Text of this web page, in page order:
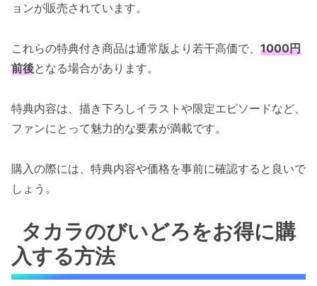
ョンが販売されています。
これらの特典付き商品は通常版より若干高価で、 1000円
前後となる場合があります。
特典内容は、描き下ろしイラストや限定エピソードなど、
ファンにとって魅力的な要素が満載です。
購入の際には、特典内容や価格を事前に確認すると良いで
しょう。
タカラのびいどろをお得に購
入する方法